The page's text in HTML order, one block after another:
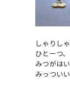
しゃりし
ひとーつ
みつがは
みっつい